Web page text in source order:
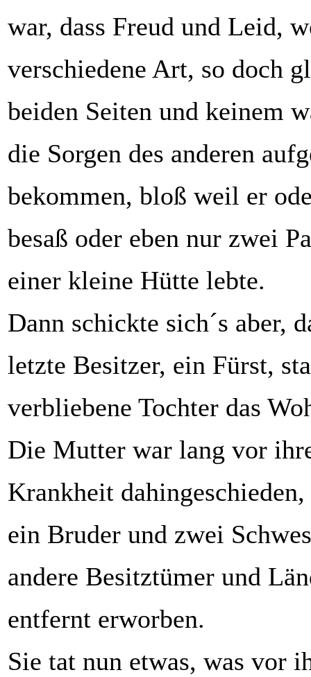
war, dass Freud und Leid,
verschiedene Art, so doch
beiden Seiten und keinem
die Sorgen des anderen
bekommen, bloß weil er
besaß oder eben nur zwei
einer kleine Hütte lebte.
Dann schickte sich´s aber,
letzte Besitzer, ein Fürst,
verbliebene Tochter das
Die Mutter war lang vor
Krankheit
ein Bruder und zwei
andere Besitztümer und
entfernt erworben.
Sie tat nun etwas, was vor